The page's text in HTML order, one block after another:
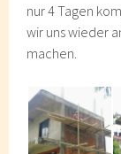
nur 4 Tagen
wir uns wieder
machen.